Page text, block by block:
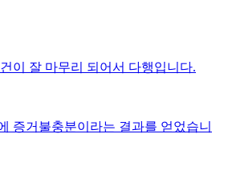
이 잘 마무리 되어서 다행입니다.
증거불충분이라는 결과를 얻었습니